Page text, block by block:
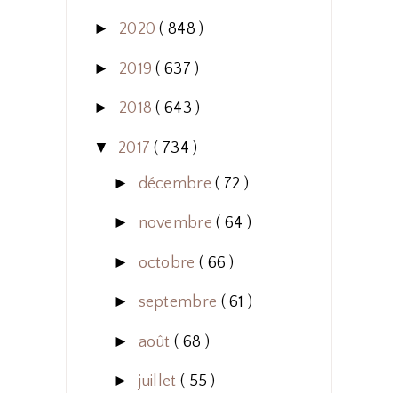
► 2020( 848 )
► 2019( 637 )
► 2018( 643 )
▼ 2017( 734 )
► décembre( 72 )
► novembre( 64 )
► octobre ( 66 )
► septembre ( 61 )
► août ( 68 )
► juillet ( 55 )